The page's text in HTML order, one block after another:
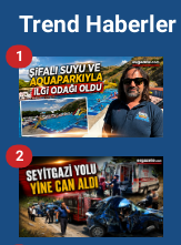
Trend Haberler
1
2